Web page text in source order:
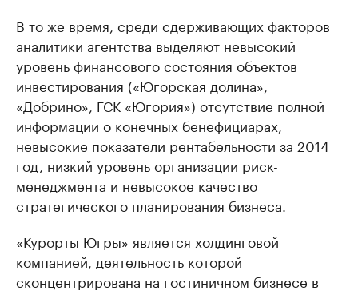
В то же время, среди сдерживающих факторов
аналитики агентства выделяют невысокий
уровень финансового состояния объектов
инвестирования («Югорская долина»,
«Добрино», ГСК «Югория») отсутствие полной
информации о конечных бенефициарах,
невысокие показатели рентабельности за 2014
год, низкий уровень организации риск-
менеджмента и невысокое качество
стратегического планирования бизнеса.
«Курорты Югры» является холдинговой
компанией, деятельность которой
сконцентрирована на гостиничном бизнесе в